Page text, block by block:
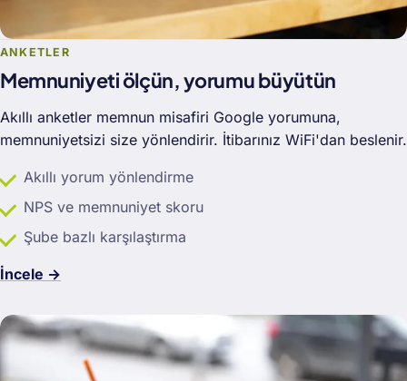
ANKETLER
Memnuniyeti ölçün, yorumu büyütün
Akıllı anketler memnun misafiri Google yorumuna,
memnuniyetsizi size yönlendirir. İtibarınız WiFi'dan beslenir.
Akıllı yorum yönlendirme
NPS ve memnuniyet skoru
Şube bazlı karşılaştırma
İncele →